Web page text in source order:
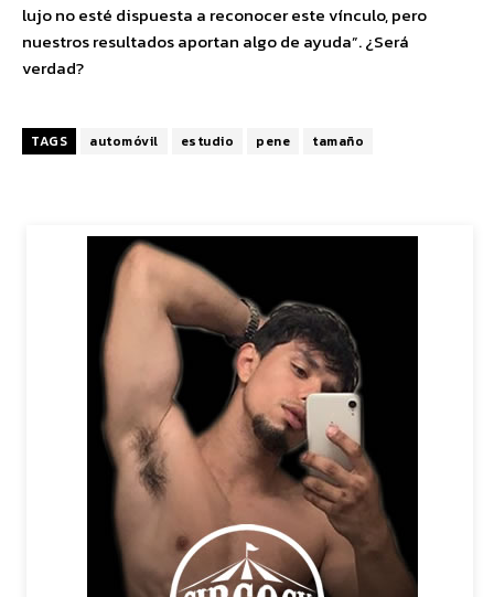
lujo no esté dispuesta a reconocer este vínculo, pero
nuestros resultados aportan algo de ayuda”. ¿Será
verdad?
TAGS automóvil estudio pene tamaño